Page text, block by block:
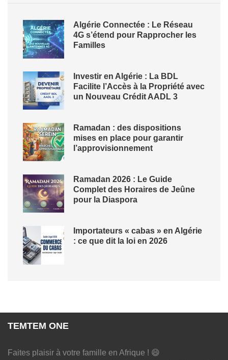
Algérie Connectée : Le Réseau
4G s’étend pour Rapprocher les
Familles
Investir en Algérie : La BDL
Facilite l’Accès à la Propriété avec
un Nouveau Crédit AADL 3
Ramadan : des dispositions
mises en place pour garantir
l’approvisionnement
Ramadan 2026 : Le Guide
Complet des Horaires de Jeûne
pour la Diaspora
Importateurs « cabas » en Algérie
: ce que dit la loi en 2026
TEMTEM ONE
Faites plaisir à votre famille en Afrique ! 😄